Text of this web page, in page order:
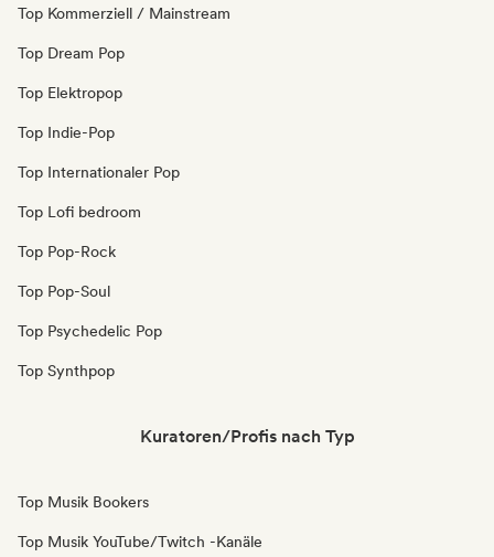
Top Kommerziell / Mainstream
Top Dream Pop
Top Elektropop
Top Indie-Pop
Top Internationaler Pop
Top Lofi bedroom
Top Pop-Rock
Top Pop-Soul
Top Psychedelic Pop
Top Synthpop
Kuratoren/Profis nach Typ
Top Musik Bookers
Top Musik YouTube/Twitch -Kanäle